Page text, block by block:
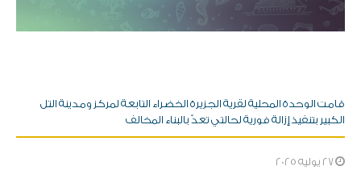
قامت الوحدة المحلية لقرية الجزيرة الخضراء التابعة لمركز ومدينة التل
الكبير بتنفيذ إزالة فورية لحالتي تعدّ بالبناء المخالف